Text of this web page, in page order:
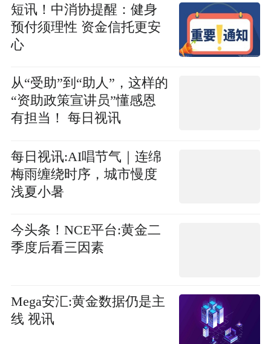
短讯！中消协提醒：健身
预付须理性 资金信托更安
心
从“受助”到“助人”，这样的
“资助政策宣讲员”懂感恩
有担当！ 每日视讯
每日视讯:AI唱节气｜连绵
梅雨缠绕时序，城市慢度
浅夏小暑
今头条！NCE平台:黄金二
季度后看三因素
Mega安汇:黄金数据仍是主
线 视讯